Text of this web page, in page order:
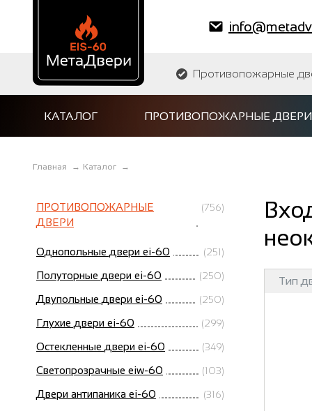
Противопожарные
КАТАЛОГ ПРОТИВОПОЖАРНЫЕ ДВЕРИ
Главная → Каталог →
ПРОТИВОПОЖАРНЫЕ
ДВЕРИ
(756)
Однопольные двери ei-60 (251)
Полуторные двери ei-60 (250)
Двупольные двери ei-60 (250)
Глухие двери ei-60 (299)
Остекленные двери ei-60 (349)
Светопрозрачные eiw-60 (103)
Двери антипаника ei-60 (316)
Тип